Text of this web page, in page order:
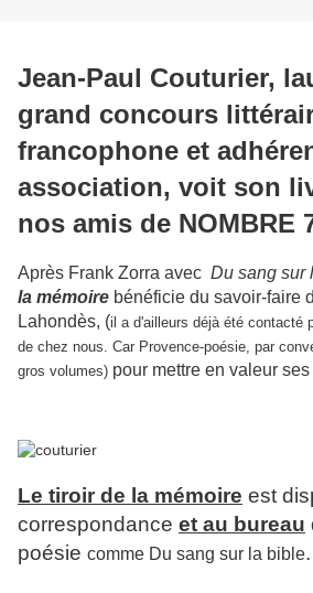
Jean-Paul Couturier,
grand concours
francophone et
association, voit son
nos amis de NOMBRE
Après Frank Zorra avec Du sang sur
la mémoire bénéficie du savoir-faire
Lahondès, (il a d'ailleurs déjà été contacté
de chez nous. Car Provence-poésie, par
gros volumes) pour mettre en valeur
Le tiroir de la mémoire est
correspondance et au bureau
poésie comme Du sang sur la bible.